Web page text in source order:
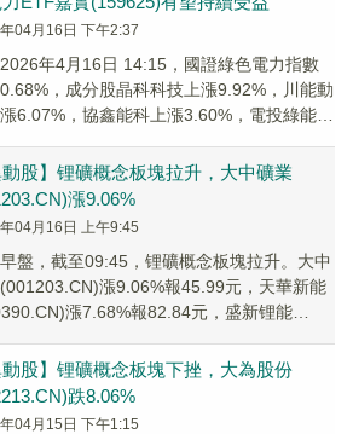
04月16日 下午2:37
年4月16日 14:15，國證綠色電力指數
0.68%，成分股晶科科技上漲9.92%，川能動
6.07%，協鑫能科上漲3.60%，電投綠能上
動股】锂礦概念板塊拉升，大中礦業
漲9.06%
04月16日 上午9:45
盤，截至09:45，锂礦概念板塊拉升。大中
漲9.06%報45.99元，天華新能
漲7.68%報82.84元，盛新锂能
動股】锂礦概念板塊下挫，大為股份
跌8.06%
04月15日 下午1:15